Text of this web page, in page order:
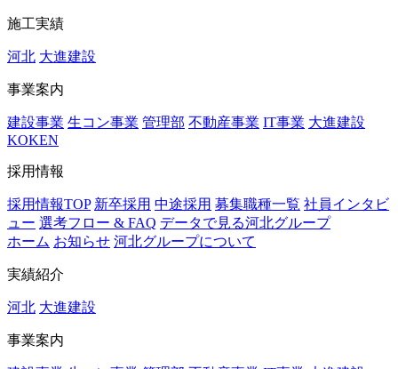
施工実績
河北 大進建設
事業案内
建設事業 生コン事業 管理部 不動産事業 IT事業 大進建設
KOKEN
採用情報
採用情報TOP 新卒採用 中途採用 募集職種一覧 社員インタビ
ュー 選考フロー & FAQ データで見る河北グループ
ホーム お知らせ 河北グループについて
実績紹介
河北 大進建設
事業案内